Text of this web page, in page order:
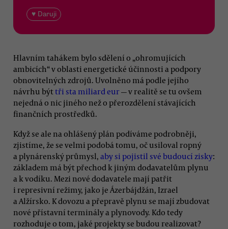
♥ Daruji
Hlavním tahákem bylo sdělení o „ohromujících
ambicích“ v oblasti energetické účinnosti a podpory
obnovitelných zdrojů. Uvolněno má podle jejího
návrhu býttři sta miliard eur— v realitě se tu ovšem
nejedná o nic jiného než o přerozdělení stávajících
finančních prostředků.
Když se ale na ohlášený plán podíváme podrobněji,
zjistíme, že se velmi podobá tomu, oč usiloval ropný
a plynárenský průmysl, aby si pojistil své budoucí zisky:
základem má být přechod k jiným dodavatelům plynu
a k vodíku. Mezi nové dodavatele mají patřit
i represivní režimy, jako je Ázerbájdžán, Izrael
a Alžírsko. K dovozu a přepravě plynu se mají zbudovat
nové přístavní terminály a plynovody. Kdo tedy
rozhoduje o tom, jaké projekty se budou realizovat?